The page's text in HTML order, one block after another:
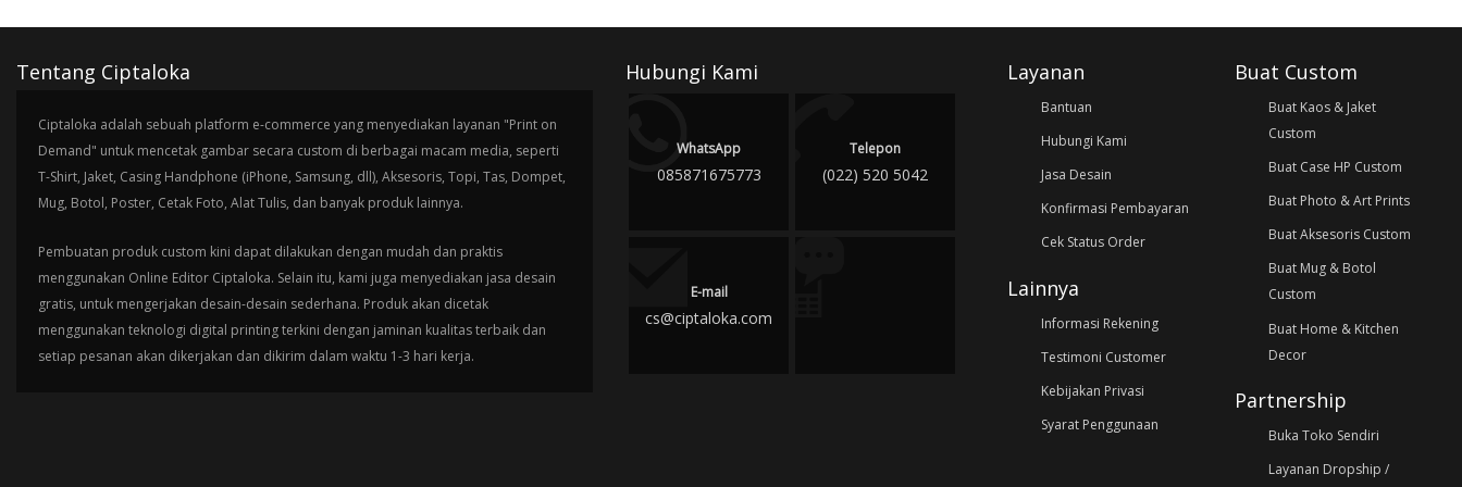
Tentang Ciptaloka
Ciptaloka adalah sebuah platform e-commerce yang menyediakan layanan "Print on
Demand" untuk mencetak gambar secara custom di berbagai macam media, seperti
T-Shirt, Jaket, Casing Handphone (iPhone, Samsung, dll), Aksesoris, Topi, Tas, Dompet,
Mug, Botol, Poster, Cetak Foto, Alat Tulis, dan banyak produk lainnya.
Pembuatan produk custom kini dapat dilakukan dengan mudah dan praktis
menggunakan Online Editor Ciptaloka. Selain itu, kami juga menyediakan jasa desain
gratis, untuk mengerjakan desain-desain sederhana. Produk akan dicetak
menggunakan teknologi digital printing terkini dengan jaminan kualitas terbaik dan
setiap pesanan akan dikerjakan dan dikirim dalam waktu 1-3 hari kerja.
Hubungi Kami
WhatsApp
085871675773
Telepon
(022) 520 5042
E-mail
cs@ciptaloka.com
Layanan
Bantuan
Hubungi Kami
Jasa Desain
Konfirmasi Pembayaran
Cek Status Order
Lainnya
Informasi Rekening
Testimoni Customer
Kebijakan Privasi
Syarat Penggunaan
Buat Custom
Buat Kaos & Jaket
Custom
Buat Case HP Custom
Buat Photo & Art Prints
Buat Aksesoris Custom
Buat Mug & Botol
Custom
Buat Home & Kitchen
Decor
Partnership
Buka Toko Sendiri
Layanan Dropship /